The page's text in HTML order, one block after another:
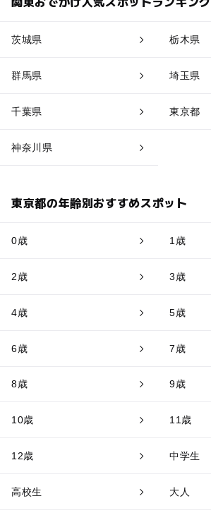
茨城県 栃木県
群馬県 埼玉県
千葉県 東京都
神奈川県
東京都の年齢別おすすめスポット
0歳 1歳
2歳 3歳
4歳 5歳
6歳 7歳
8歳 9歳
10歳 11歳
12歳 中学生
高校生 大人